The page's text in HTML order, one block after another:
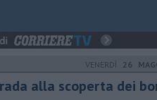
VENERDÌ 26
alla scoperta dei